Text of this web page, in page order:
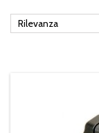
Rilevanza